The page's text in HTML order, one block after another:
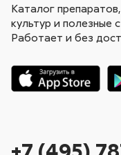
Каталог
культур и полезные
Работает и без